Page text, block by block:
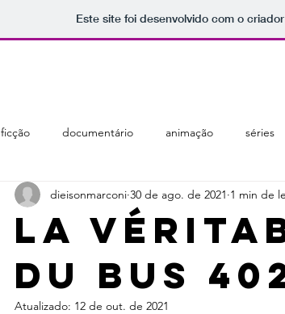
Este site foi desenvolvido com o
ficção documentário animação séries
La
du bus
dieisonmarconi 30 de ago. de 2021 1 min de
Atualizado: 12 de out. de 2021